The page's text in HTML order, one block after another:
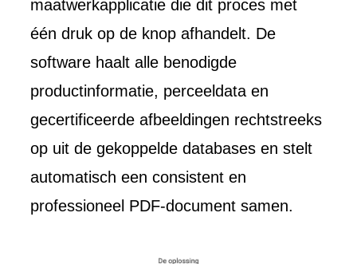
maatwerkapplicatie die dit proces met
één druk op de knop afhandelt. De
software haalt alle benodigde
productinformatie, perceeldata en
gecertificeerde afbeeldingen rechtstreeks
op uit de gekoppelde databases en stelt
automatisch een consistent en
professioneel PDF-document samen.